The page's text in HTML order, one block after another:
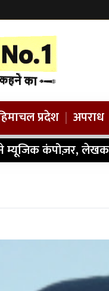
प्रदेश | अपराध
म्यूजिक कंपोज़र, लेखक,